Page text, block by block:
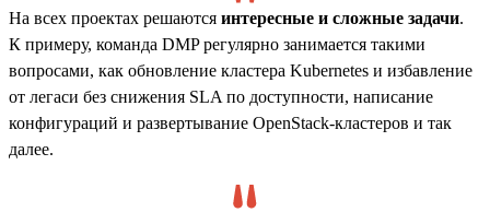
На всех проектах решаются интересные и сложные задачи.
К примеру, команда DMP регулярно занимается такими
вопросами, как обновление кластера Kubernetes и избавление
от легаси без снижения SLA по доступности, написание
конфигураций и развертывание OpenStack-кластеров и так
далее.